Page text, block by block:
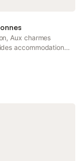
Aux charmes
accommodation